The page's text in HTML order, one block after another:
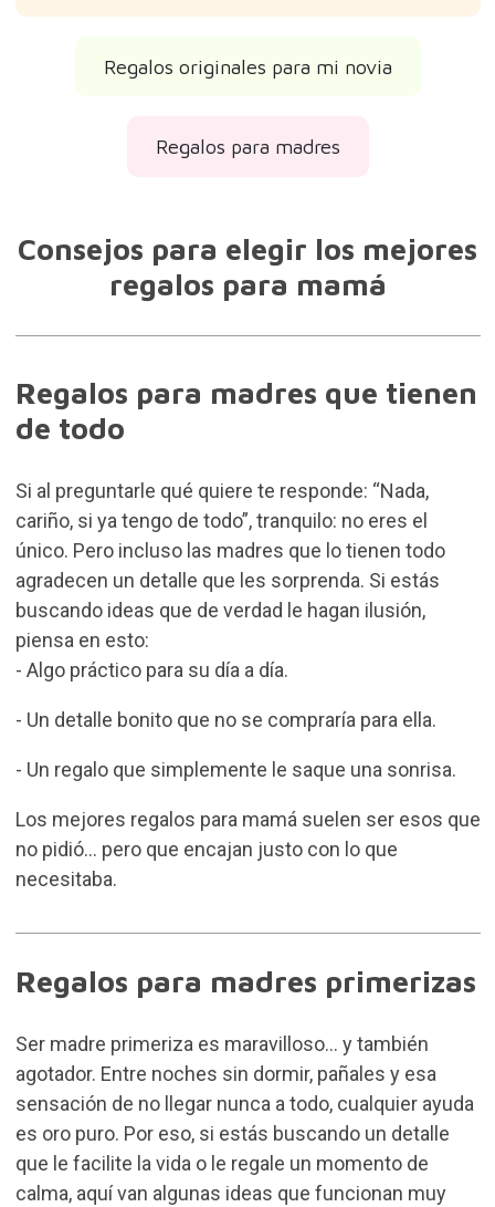
Regalos originales para mi novia
Regalos para madres
Consejos para elegir los mejores
regalos para mamá
Regalos para madres que tienen
de todo
Si al preguntarle qué quiere te responde: “Nada,
cariño, si ya tengo de todo”, tranquilo: no eres el
único. Pero incluso las madres que lo tienen todo
agradecen un detalle que les sorprenda. Si estás
buscando ideas que de verdad le hagan ilusión,
piensa en esto:
- Algo práctico para su día a día.
- Un detalle bonito que no se compraría para ella.
- Un regalo que simplemente le saque una sonrisa.
Los mejores regalos para mamá suelen ser esos que
no pidió… pero que encajan justo con lo que
necesitaba.
Regalos para madres primerizas
Ser madre primeriza es maravilloso… y también
agotador. Entre noches sin dormir, pañales y esa
sensación de no llegar nunca a todo, cualquier ayuda
es oro puro. Por eso, si estás buscando un detalle
que le facilite la vida o le regale un momento de
calma, aquí van algunas ideas que funcionan muy